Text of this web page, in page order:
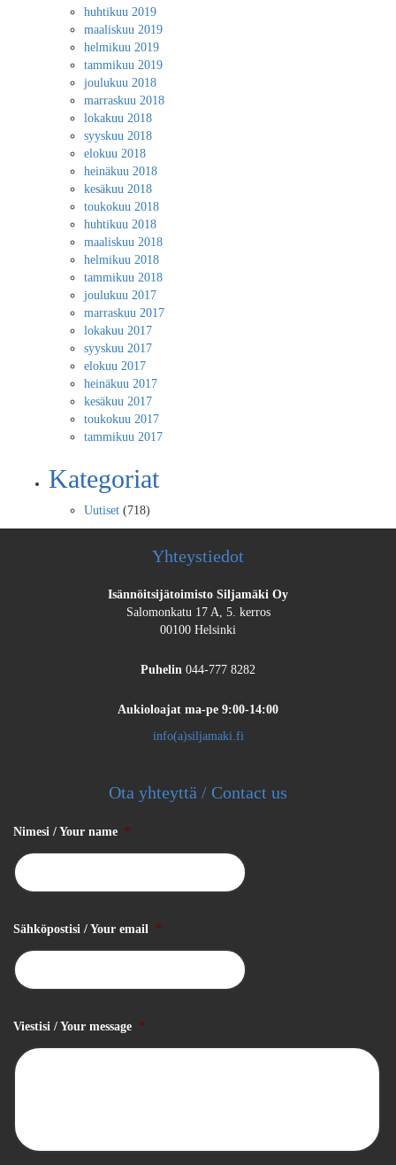
huhtikuu 2019
maaliskuu 2019
helmikuu 2019
tammikuu 2019
joulukuu 2018
marraskuu 2018
lokakuu 2018
syyskuu 2018
elokuu 2018
heinäkuu 2018
kesäkuu 2018
toukokuu 2018
huhtikuu 2018
maaliskuu 2018
helmikuu 2018
tammikuu 2018
joulukuu 2017
marraskuu 2017
lokakuu 2017
syyskuu 2017
elokuu 2017
heinäkuu 2017
kesäkuu 2017
toukokuu 2017
tammikuu 2017
Kategoriat
Uutiset (718)
Yhteystiedot
Isännöitsijätoimisto Siljamäki Oy
Salomonkatu 17 A, 5. kerros
00100 Helsinki
Puhelin 044-777 8282
Aukioloajat ma-pe 9:00-14:00
info(a)siljamaki.fi
Ota yhteyttä / Contact us
Nimesi / Your name *
Sähköpostisi / Your email *
Viestisi / Your message *